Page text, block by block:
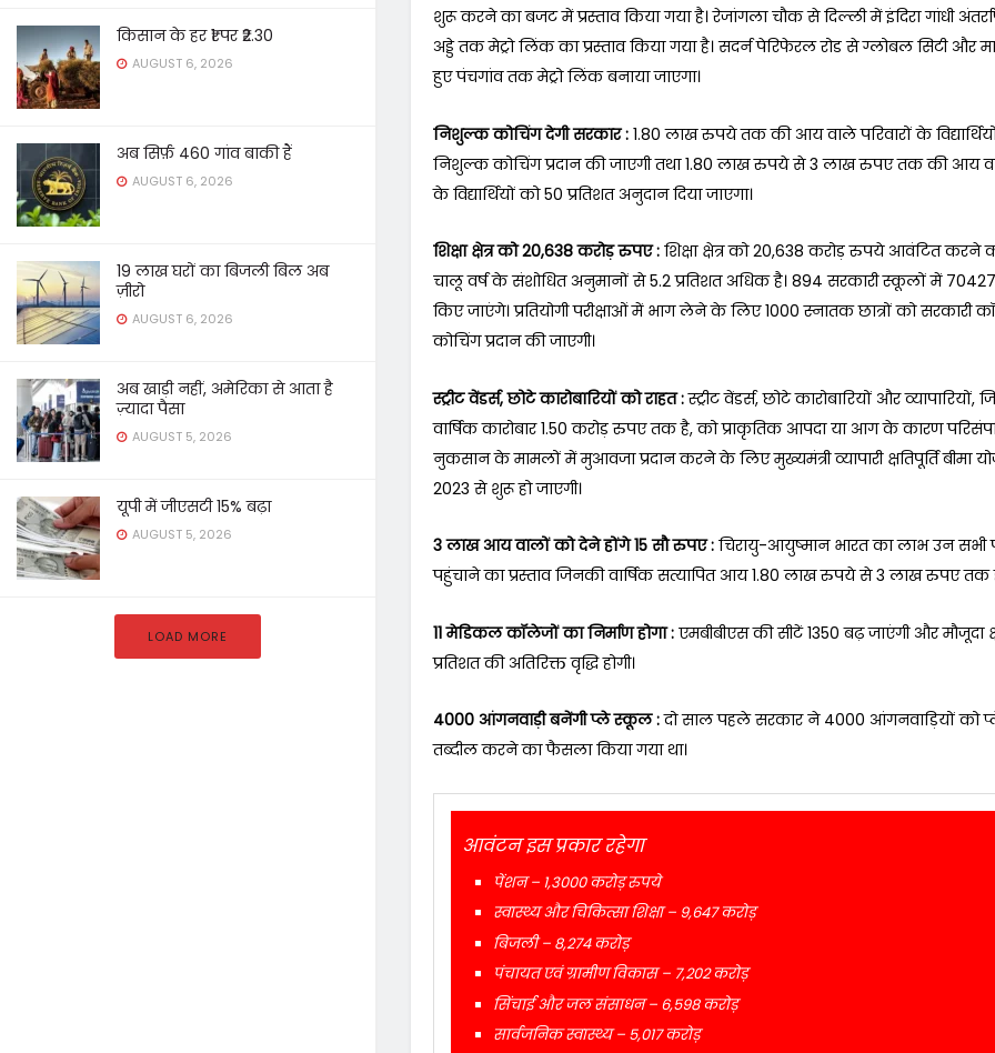
किसान के हर ₹1 पर ₹2.30
AUGUST 6, 2026
अब सिर्फ़ 460 गांव बाकी हैं
AUGUST 6, 2026
19 लाख घरों का बिजली बिल अब
ज़ीरो
AUGUST 6, 2026
अब खाड़ी नहीं, अमेरिका से आता है
ज़्यादा पैसा
AUGUST 5, 2026
यूपी में जीएसटी 15% बढ़ा
AUGUST 5, 2026
LOAD MORE
शुरू करने का बजट में प्रस्ताव किया गया है। रेजांगला चौक से दिल्ली में इंदिरा गांधी
अड्डे तक मेट्रो लिंक का प्रस्ताव किया गया है। सदर्न पेरिफेरल रोड से ग्लोबल सिटी और
हुए पंचगांव तक मेट्रो लिंक बनाया जाएगा।
निशुल्क कोचिंग देगी सरकार : 1.80 लाख रुपये तक की आय वाले परिवारों के
निशुल्क कोचिंग प्रदान की जाएगी तथा 1.80 लाख रुपये से 3 लाख रुपए तक की आय
के विद्यार्थियों को 50 प्रतिशत अनुदान दिया जाएगा।
शिक्षा क्षेत्र को 20,638 करोड़ रुपए : शिक्षा क्षेत्र को 20,638 करोड़ रुपये आवंटित करने
चालू वर्ष के संशोधित अनुमानों से 5.2 प्रतिशत अधिक है। 894 सरकारी स्कूलों में
किए जाएंगे। प्रतियोगी परीक्षाओं में भाग लेने के लिए 1000 स्नातक छात्रों को सरकारी
कोचिंग प्रदान की जाएगी।
स्ट्रीट वेंडर्स, छोटे कारोबारियों को राहत :स्ट्रीट वेंडर्स, छोटे कारोबारियों और व्यापारियों,
वार्षिक कारोबार 1.50 करोड़ रुपए तक है, को प्राकृतिक आपदा या आग के कारण
नुकसान के मामलों में मुआवजा प्रदान करने के लिए मुख्यमंत्री व्यापारी क्षतिपूर्ति बीमा
2023 से शुरू हो जाएगी।
3 लाख आय वालों को देने होंगे 15 सौ रुपए : चिरायु-आयुष्मान भारत का लाभ उन सभी
पहुंचाने का प्रस्ताव जिनकी वार्षिक सत्यापित आय 1.80 लाख रुपये से 3 लाख रुपए तक
11 मेडिकल कॉलेजों का निर्माण होगा : एमबीबीएस की सीटें 1350 बढ़ जाएंगी और मौजूदा
प्रतिशत की अतिरिक्त वृद्धि होगी।
4000 आंगनवाड़ी बनेंगी प्ले स्कूल :दो साल पहले सरकार ने 4000 आंगनवाड़ियों को
तब्दील करने का फैसला किया गया था।
आवंटन इस प्रकार रहेगा
पेंशन – 1,3000 करोड़ रुपये
स्वास्थ्य और चिकित्सा शिक्षा – 9,647 करोड़
बिजली – 8,274 करोड़
पंचायत एवं ग्रामीण विकास – 7,202 करोड़
सिंचाई और जल संसाधन – 6,598 करोड़
सार्वजनिक स्वास्थ्य – 5,017 करोड़